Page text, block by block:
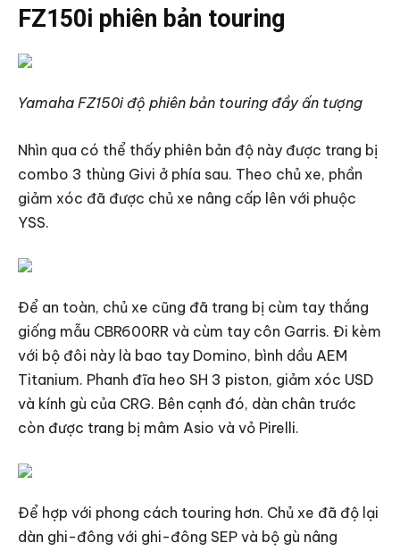
FZ150i phiên bản touring
Yamaha FZ150i độ phiên bản touring đầy ấn tượng
Nhìn qua có thể thấy phiên bản độ này được trang bị
combo 3 thùng Givi ở phía sau. Theo chủ xe, phần
giảm xóc đã được chủ xe nâng cấp lên với phuộc
YSS.
Để an toàn, chủ xe cũng đã trang bị cùm tay thắng
giống mẫu CBR600RR và cùm tay côn Garris. Đi kèm
với bộ đôi này là bao tay Domino, bình dầu AEM
Titanium. Phanh đĩa heo SH 3 piston, giảm xóc USD
và kính gù của CRG. Bên cạnh đó, dàn chân trước
còn được trang bị mâm Asio và vỏ Pirelli.
Để hợp với phong cách touring hơn. Chủ xe đã độ lại
dàn ghi-đông với ghi-đông SEP và bộ gù nâng